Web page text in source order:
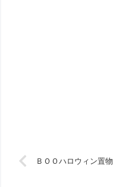
ＢＯＯハロウィン置物